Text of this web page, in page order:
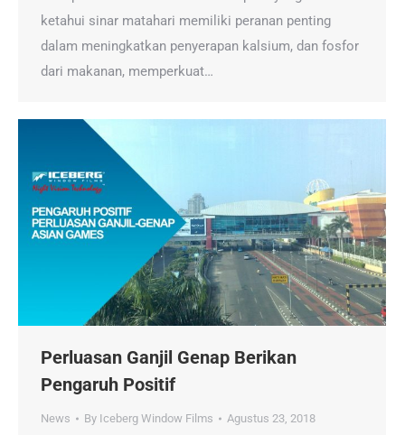
ketahui sinar matahari memiliki peranan penting
dalam meningkatkan penyerapan kalsium, dan fosfor
dari makanan, memperkuat…
Perluasan Ganjil Genap Berikan
Pengaruh Positif
News By Iceberg Window Films Agustus 23, 2018